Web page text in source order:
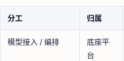
分工 归属
模型接入 / 编排
底座平
台